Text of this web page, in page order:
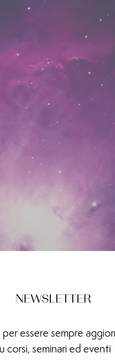
NEWSLETTER
per essere sempre
corsi, seminari ed eventi